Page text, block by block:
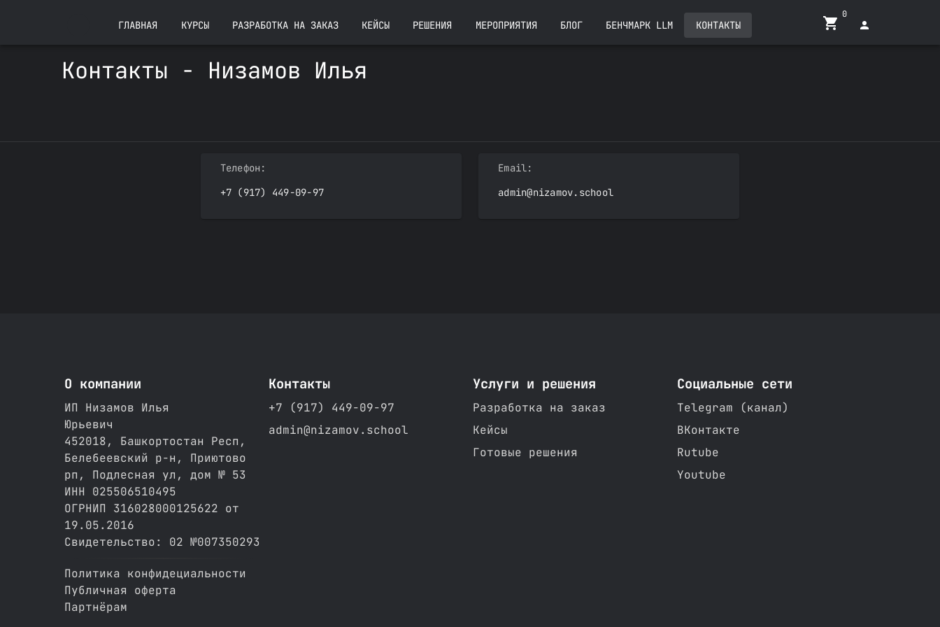
ГЛАВНАЯ КУРСЫ РАЗРАБОТКА НА ЗАКАЗ КЕЙСЫ РЕШЕНИЯ МЕРОПРИЯТИЯ БЛОГ БЕНЧМАРК LLM КОНТАКТЫ
0
Контакты - Низамов Илья
Телефон:
+7 (917) 449-09-97
Email:
admin@nizamov.school
О компании
ИП Низамов Илья
Юрьевич
452018, Башкортостан Респ,
Белебеевский р-н, Приютово
рп, Подлесная ул, дом № 53
ИНН 025506510495
ОГРНИП 316028000125622 от
19.05.2016
Свидетельство: 02 №007350293
Политика конфидециальности
Публичная оферта
Партнёрам
Контакты
+7 (917) 449-09-97
admin@nizamov.school
Услуги и решения
Разработка на заказ
Кейсы
Готовые решения
Социальные сети
Telegram (канал)
ВКонтакте
Rutube
Youtube